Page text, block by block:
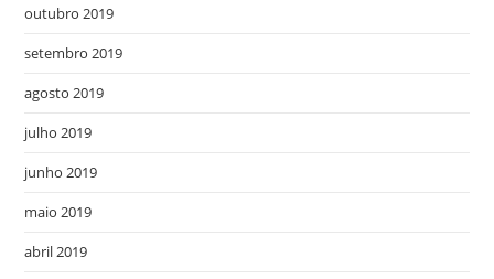
outubro 2019
setembro 2019
agosto 2019
julho 2019
junho 2019
maio 2019
abril 2019